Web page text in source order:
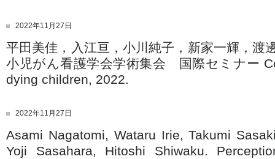
2022年11月27日
平田美佳，入江亘，小川純子，新家一輝，渡
小児がん看護学会学術集会 国際セミナー
dying children, 2022.
2022年11月27日
Asami Nagatomi, Wataru Irie, Takumi
Yoji Sasahara, Hitoshi Shiwaku.